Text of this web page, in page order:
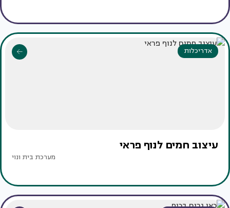
אדריכלות
עיצוב חמים לנוף פראי
מערכת בית ונוי